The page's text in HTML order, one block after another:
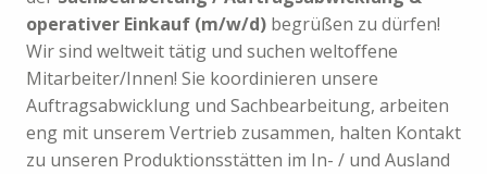
operativer Einkauf (m/w/d) begrüßen zu dürfen!
Wir sind weltweit tätig und suchen weltoffene
Mitarbeiter/Innen! Sie koordinieren unsere
Auftragsabwicklung und Sachbearbeitung, arbeiten
eng mit unserem Vertrieb zusammen, halten Kontakt
zu unseren Produktionsstätten im In- / und Ausland